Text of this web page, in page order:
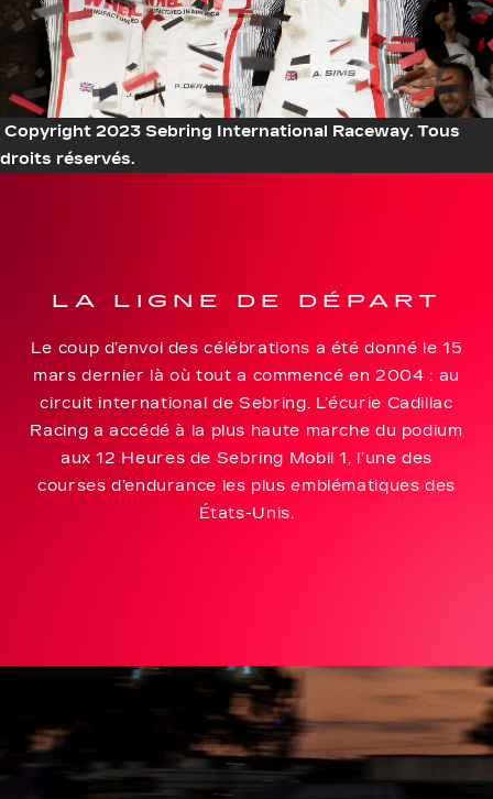
Copyright 2023 Sebring International Raceway. Tous
droits réservés.
LA LIGNE DE DÉPART
Le coup d’envoi des célébrations a été donné le 15
mars dernier là où tout a commencé en 2004 : au
circuit international de Sebring. L’écurie Cadillac
Racing a accédé à la plus haute marche du podium
aux 12 Heures de Sebring Mobil 1, l’une des
courses d’endurance les plus emblématiques des
États-Unis.